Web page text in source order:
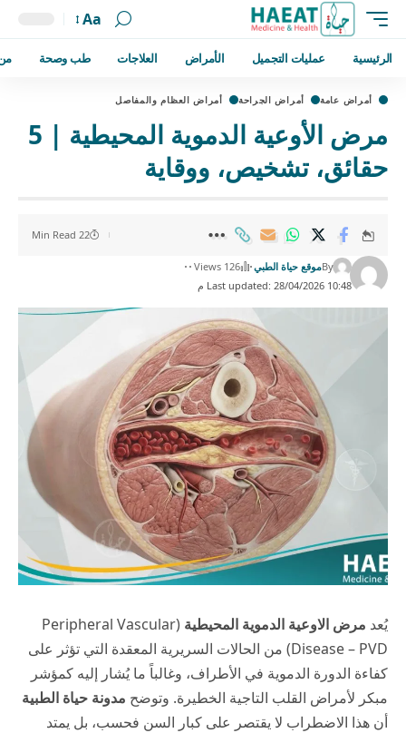
Aa
الرئيسية عمليات التجميل الأمراض العلاجات طب وصحة
أمراض عامة أمراض الجراحة أمراض العظام والمفاصل
مرض الأوعية الدموية المحيطية | 5
حقائق، تشخيص، ووقاية
Last updated: 28/04/2026 10:48 م
Byموقع حياة الطبي 126 Views
22 Min Read
يُعد مرض الاوعية الدموية المحيطية (Peripheral Vascular
Disease – PVD) من الحالات السريرية المعقدة التي تؤثر على
كفاءة الدورة الدموية في الأطراف، وغالباً ما يُشار إليه كمؤشر
مبكر لأمراض القلب التاجية الخطيرة. وتوضح مدونة حياة الطبية
أن هذا الاضطراب لا يقتصر على كبار السن فحسب، بل يمتد